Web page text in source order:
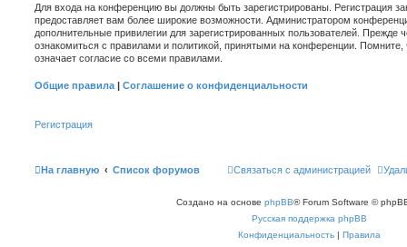
Для входа на конференцию вы должны быть зарегистрированы. Регистрация
предоставляет вам более широкие возможности. Администратором
дополнительные привилегии для зарегистрированных пользователей. Прежде
ознакомиться с правилами и политикой, принятыми на конференции.
означает согласие со всеми правилами.
Общие правила | Соглашение о конфиденциальности
Регистрация
На главную Список форумов Связаться с администрацией
Создано на основе phpBB® Forum Software ©
Русская поддержка phpBB
Конфиденциальность | Правила